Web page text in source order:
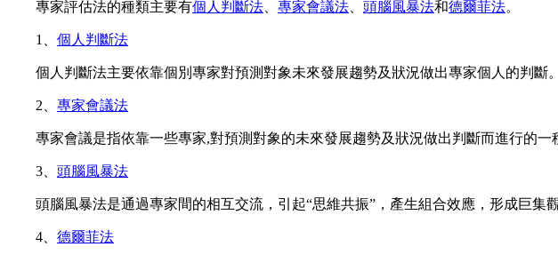
專家評估法的種類主要有個人判斷法 專家會議法 頭腦風暴法和德爾菲法。
1、 個人判斷法
個人判斷法主要依靠個別專家對預測對象未來發展趨勢及狀況做出專家個人的判斷。
2、 專家會議法
專家會議是指依靠一些專家,對預測對象的未來發展趨勢及狀況做出判斷而進行的一
3、 頭腦風暴法
頭腦風暴法是通過專家間的相互交流，引起“思維共振”，產生組合效應，形成巨集
4、 德爾菲法